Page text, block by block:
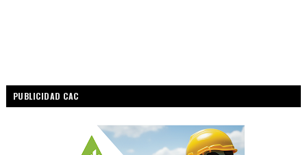
PUBLICIDAD CAC